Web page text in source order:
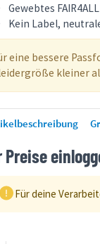
Gewebtes
Kein Label,
eine bessere
kleiner
Preise
Für deine